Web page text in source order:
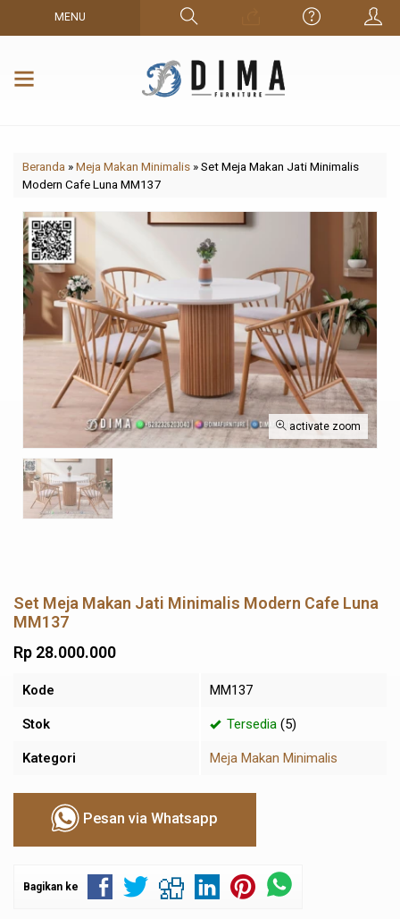
MENU
Beranda »Meja Makan Minimalis »Set Meja Makan Jati Minimalis
Modern Cafe Luna MM137
activate zoom
Set Meja Makan Jati Minimalis Modern Cafe Luna
MM137
Rp 28.000.000
Kode MM137
Stok Tersedia (5)
Kategori Meja Makan Minimalis
Pesan via Whatsapp
Bagikan ke